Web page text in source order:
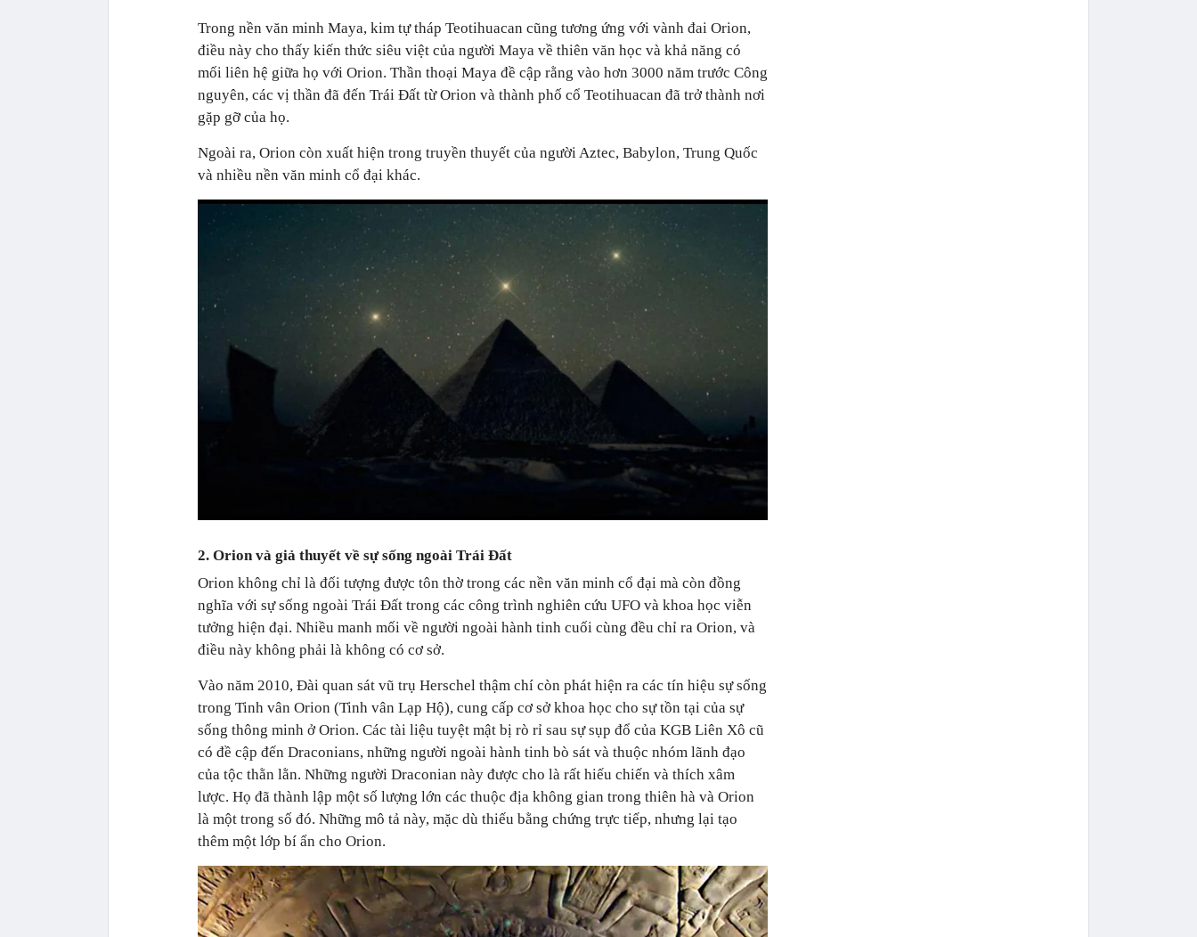
Trong nền văn minh Maya, kim tự tháp Teotihuacan cũng tương ứng với vành đai Orion,
điều này cho thấy kiến thức siêu việt của người Maya về thiên văn học và khả năng có
mối liên hệ giữa họ với Orion. Thần thoại Maya đề cập rằng vào hơn 3000 năm trước Công
nguyên, các vị thần đã đến Trái Đất từ Orion và thành phố cổ Teotihuacan đã trở thành nơi
gặp gỡ của họ.
Ngoài ra, Orion còn xuất hiện trong truyền thuyết của người Aztec, Babylon, Trung Quốc
và nhiều nền văn minh cổ đại khác.
2. Orion và giả thuyết về sự sống ngoài Trái Đất
Orion không chỉ là đối tượng được tôn thờ trong các nền văn minh cổ đại mà còn đồng
nghĩa với sự sống ngoài Trái Đất trong các công trình nghiên cứu UFO và khoa học viễn
tưởng hiện đại. Nhiều manh mối về người ngoài hành tinh cuối cùng đều chỉ ra Orion, và
điều này không phải là không có cơ sở.
Vào năm 2010, Đài quan sát vũ trụ Herschel thậm chí còn phát hiện ra các tín hiệu sự sống
trong Tinh vân Orion (Tinh vân Lạp Hộ), cung cấp cơ sở khoa học cho sự tồn tại của sự
sống thông minh ở Orion. Các tài liệu tuyệt mật bị rò rỉ sau sự sụp đổ của KGB Liên Xô cũ
có đề cập đến Draconians, những người ngoài hành tinh bò sát và thuộc nhóm lãnh đạo
của tộc thằn lằn. Những người Draconian này được cho là rất hiếu chiến và thích xâm
lược. Họ đã thành lập một số lượng lớn các thuộc địa không gian trong thiên hà và Orion
là một trong số đó. Những mô tả này, mặc dù thiếu bằng chứng trực tiếp, nhưng lại tạo
thêm một lớp bí ẩn cho Orion.